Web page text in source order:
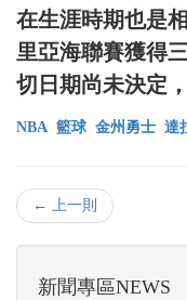
在生涯時期也是
里亞海聯賽獲得
切日期尚未決定
NBA 籃球 金州勇士 達
← 上一則
新聞專區NEWS